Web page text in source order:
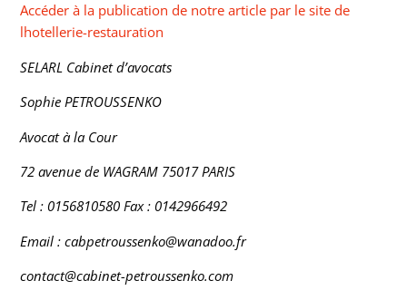
Accéder à la publication de notre article par le site de
lhotellerie-restauration
SELARL Cabinet d’avocats
Sophie PETROUSSENKO
Avocat à la Cour
72 avenue de WAGRAM 75017PARIS
Tel :0156810580 Fax :0142966492
Email : cabpetroussenko@wanadoo.fr
contact@cabinet-petroussenko.com